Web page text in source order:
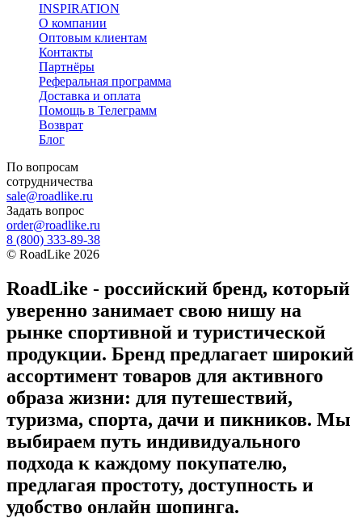
INSPIRATION
О компании
Оптовым клиентам
Контакты
Партнёры
Реферальная программа
Доставка и оплата
Помощь в Телеграмм
Возврат
Блог
По вопросам
сотрудничества
sale@roadlike.ru
Задать вопрос
order@roadlike.ru
8 (800) 333-89-38
© RoadLike 2026
RoadLike - российский бренд, который
уверенно занимает свою нишу на
рынке спортивной и туристической
продукции. Бренд предлагает широкий
ассортимент товаров для активного
образа жизни: для путешествий,
туризма, спорта, дачи и пикников. Мы
выбираем путь индивидуального
подхода к каждому покупателю,
предлагая простоту, доступность и
удобство онлайн шопинга.